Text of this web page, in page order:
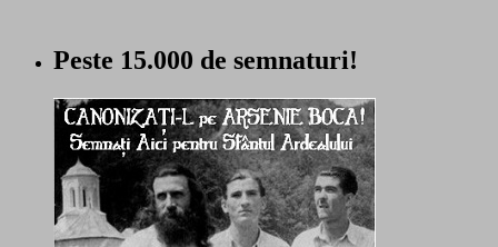
Peste 15.000 de semnaturi!